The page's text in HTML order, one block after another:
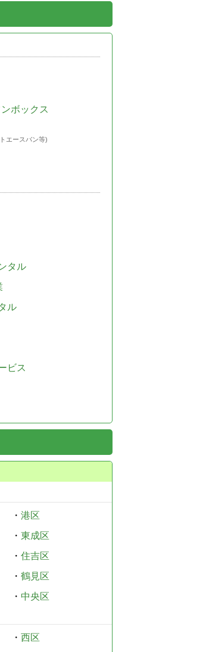
ボックス
エースバン等)
タル
ル
ビス
・ 港区
・ 東成区
・ 住吉区
・ 鶴見区
・ 中央区
・ 西区